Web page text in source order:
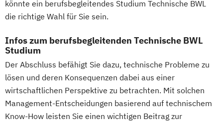
könnte ein berufsbegleitendes Studium Technische BWL
die richtige Wahl für Sie sein.
Infos zum berufsbegleitenden Technische BWL
Studium
Der Abschluss befähigt Sie dazu, technische Probleme zu
lösen und deren Konsequenzen dabei aus einer
wirtschaftlichen Perspektive zu betrachten. Mit solchen
Management-Entscheidungen basierend auf technischem
Know-How leisten Sie einen wichtigen Beitrag zur